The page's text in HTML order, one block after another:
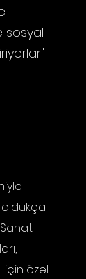
sosyal
Sanat
için özel